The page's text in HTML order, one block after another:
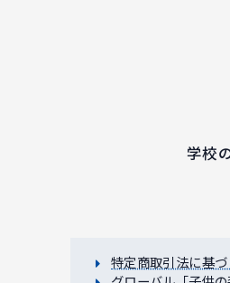
学校
特定商取引法に基